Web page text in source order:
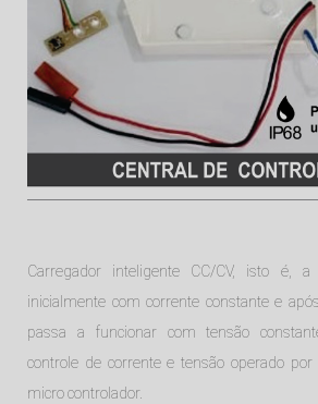
Carregador inteligente CC/CV, isto é,
inicialmente com corrente constante e
passa a funcionar com tensão
controle de corrente e tensão operado
micro controlador.